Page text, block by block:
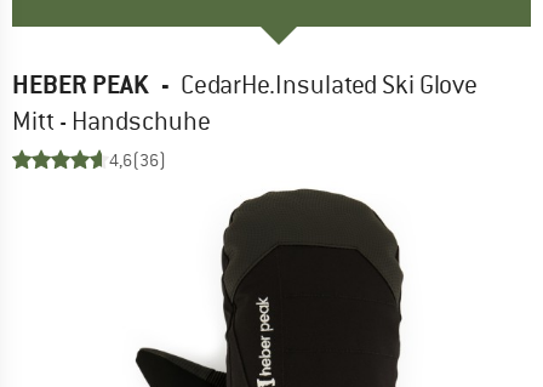
HEBER PEAK - CedarHe.Insulated Ski Glove
Mitt - Handschuhe
4,6(36)